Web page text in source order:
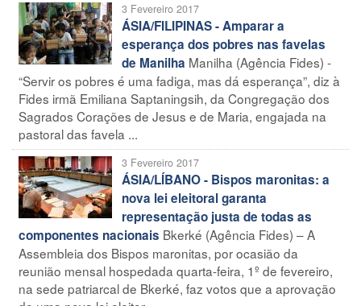
3 Fevereiro 2017
ÁSIA/FILIPINAS - Amparar a
esperança dos pobres nas favelas
de Manilha Manilha (Agência Fides) -
“Servir os pobres é uma fadiga, mas dá esperança”, diz à
Fides irmã Emiliana Saptaningsih, da Congregação dos
Sagrados Corações de Jesus e de Maria, engajada na
pastoral das favela ...
3 Fevereiro 2017
ÁSIA/LÍBANO - Bispos maronitas: a
nova lei eleitoral garanta
representação justa de todas as
componentes nacionais Bkerké (Agência Fides) – A
Assembleia dos Bispos maronitas, por ocasião da
reunião mensal hospedada quarta-feira, 1º de fevereiro,
na sede patriarcal de Bkerké, faz votos que a aprovação